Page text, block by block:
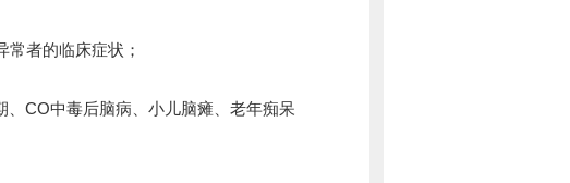
常者的临床症状；
CO中毒后脑病、小儿脑瘫、老年痴呆